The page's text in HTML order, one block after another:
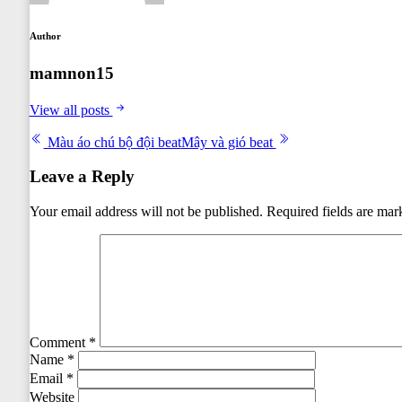
Author
mamnon15
View all posts
Post
navigation
Màu áo chú bộ đội beatMây và gió beat
Leave a Reply
Your email address will not be published. Required fields are
Comment *
Name *
Email *
Website